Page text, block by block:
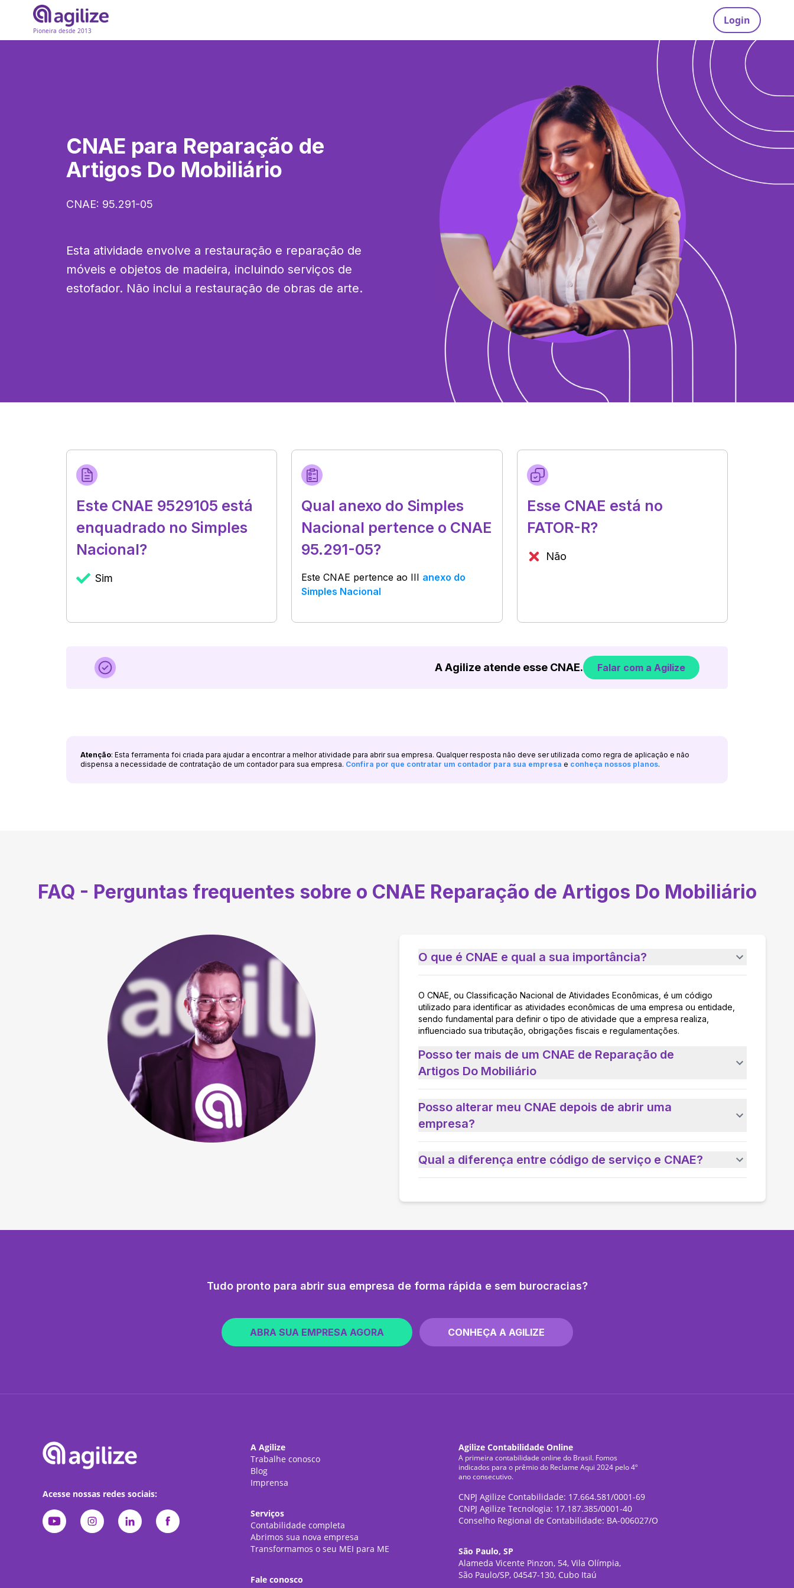
Pioneira desde 2013
Login
CNAE para Reparação de
Artigos Do Mobiliário
CNAE: 95.291-05
Esta atividade envolve a restauração e reparação de
móveis e objetos de madeira, incluindo serviços de
estofador. Não inclui a restauração de obras de arte.
Este CNAE 9529105 está
enquadrado no Simples
Nacional?
Sim
Qual anexo do Simples
Nacional pertence o CNAE
95.291-05?
Este CNAE pertence ao III anexo do
Simples Nacional
Esse CNAE está no
FATOR-R?
Não
A Agilize atende esse CNAE. Falar com a Agilize
Atenção: Esta ferramenta foi criada para ajudar a encontrar a melhor atividade para abrir sua empresa. Qualquer resposta não deve ser utilizada como regra de aplicação e não
dispensa a necessidade de contratação de um contador para sua empresa. Confira por que contratar um contador para sua empresa e conheça nossos planos.
FAQ - Perguntas frequentes sobre o CNAE Reparação de Artigos Do Mobiliário
O que é CNAE e qual a sua importância?
O CNAE, ou Classificação Nacional de Atividades Econômicas, é um código
utilizado para identificar as atividades econômicas de uma empresa ou entidade,
sendo fundamental para definir o tipo de atividade que a empresa realiza,
influenciado sua tributação, obrigações fiscais e regulamentações.
Posso ter mais de um CNAE de Reparação de
Artigos Do Mobiliário
Posso alterar meu CNAE depois de abrir uma
empresa?
Qual a diferença entre código de serviço e CNAE?
Tudo pronto para abrir sua empresa de forma rápida e sem burocracias?
ABRA SUA EMPRESA AGORA CONHEÇA A AGILIZE
Acesse nossas redes sociais:
A Agilize
Trabalhe conosco
Blog
Imprensa
Serviços
Contabilidade completa
Abrimos sua nova empresa
Transformamos o seu MEI para ME
Fale conosco
Agilize Contabilidade Online
A primeira contabilidade online do Brasil. Fomos
indicados para o prêmio do Reclame Aqui 2024 pelo 4º
ano consecutivo.
CNPJ Agilize Contabilidade: 17.664.581/0001-69
CNPJ Agilize Tecnologia: 17.187.385/0001-40
Conselho Regional de Contabilidade: BA-006027/O
São Paulo, SP
Alameda Vicente Pinzon, 54, Vila Olímpia,
São Paulo/SP, 04547-130, Cubo Itaú